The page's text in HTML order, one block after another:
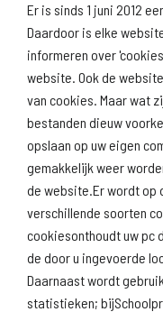
Er is sinds 1 juni 2012
Daardoor is elke
informeren over
website. Ook de
van cookies. Maar wat
bestanden dieuw
opslaan op uw eigen
gemakkelijk weer
de website.Er wordt op
verschillende soorten
cookiesonthoudt uw pc
de door u ingevoerde
Daarnaast wordt
statistieken;
Download
schoolprofiel
Naar